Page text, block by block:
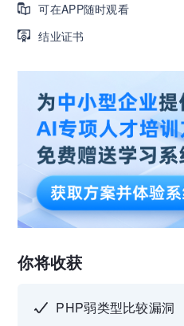
AI职场发展实战课：深
🔥精选10门AI王牌课：
成为行业
三节课X工信部AI岗位
募
可在APP随时观看
结业证书
你将收获
PHP弱类型比较漏洞